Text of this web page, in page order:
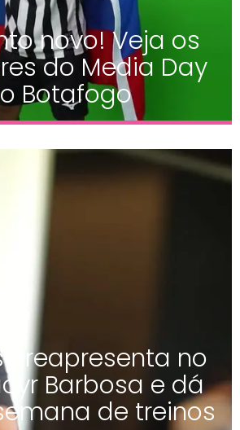
novo! Veja os
do Media Day
Botafogo
reapresenta no
Barbosa e dá
de treinos